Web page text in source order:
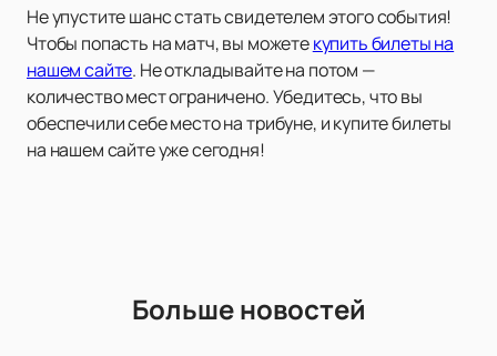
Не упустите шанс стать свидетелем этого события!
Чтобы попасть на матч, вы можетекупить билеты на
нашем сайте. Не откладывайте на потом —
количество мест ограничено. Убедитесь, что вы
обеспечили себе место на трибуне, и купите билеты
на нашем сайте уже сегодня!
Больше новостей